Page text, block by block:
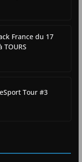
France du 17
TOURS
Tour #3